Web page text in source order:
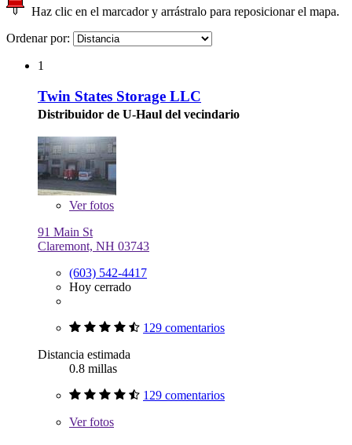
Haz clic en el marcador y arrástralo para reposicionar el mapa.
Ordenar por:
1
Twin States Storage LLC
Distribuidor de U-Haul del vecindario
Verfotos
91 Main St
Claremont, NH 03743
(603) 542-4417
Hoy cerrado
129 comentarios
Distancia estimada
0.8 millas
129 comentarios
Verfotos